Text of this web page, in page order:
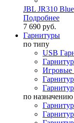
JBL JR310 Blue
Подробнее
7 690 руб.
Гарнитуры
по типу
USB
Игровые
по назначению